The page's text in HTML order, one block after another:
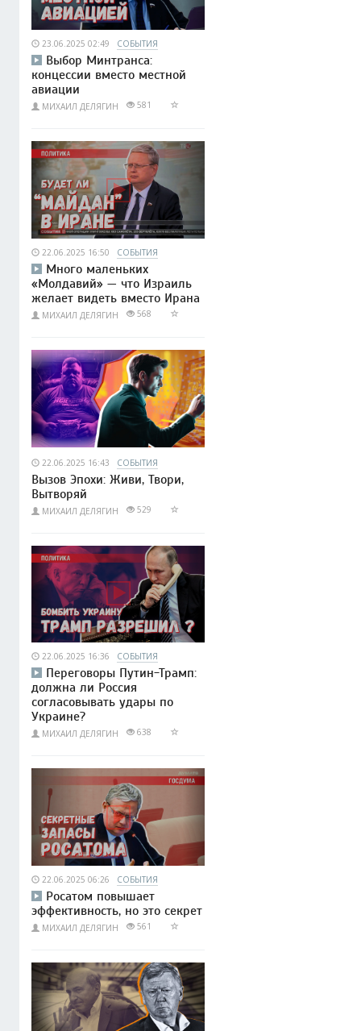
23.06.2025 02:49 СОБЫТИЯ
Выбор Минтранса:
концессии вместо местной
авиации
МИХАИЛ ДЕЛЯГИН 581
22.06.2025 16:50 СОБЫТИЯ
Много маленьких
«Молдавий» — что Израиль
желает видеть вместо Ирана
МИХАИЛ ДЕЛЯГИН 568
22.06.2025 16:43 СОБЫТИЯ
Вызов Эпохи: Живи, Твори,
Вытворяй
МИХАИЛ ДЕЛЯГИН 529
22.06.2025 16:36 СОБЫТИЯ
Переговоры Путин-Трамп:
должна ли Россия
согласовывать удары по
Украине?
МИХАИЛ ДЕЛЯГИН 638
22.06.2025 06:26 СОБЫТИЯ
Росатом повышает
эффективность, но это секрет
МИХАИЛ ДЕЛЯГИН 561